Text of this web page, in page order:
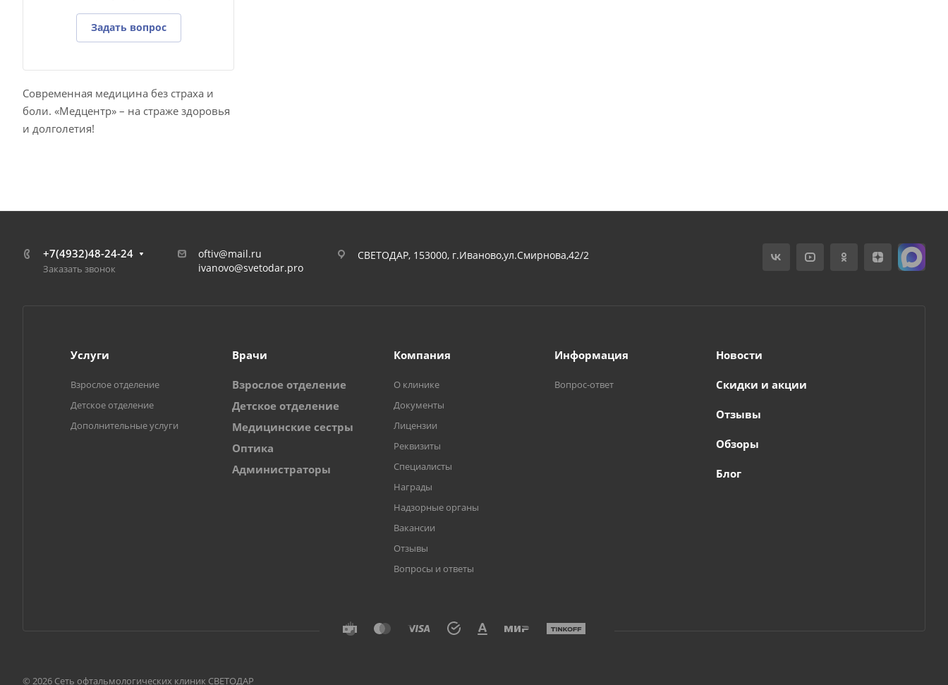
Задать вопрос
Современная медицина без страха и
боли. «Медцентр» – на страже здоровья
и долголетия!
+7(4932)48-24-24
Заказать звонок
oftiv@mail.ru
ivanovo@svetodar.pro
СВЕТОДАР, 153000, г.Иваново,ул.Смирнова,42/2
Услуги
Взрослое отделение
Детское отделение
Дополнительные услуги
Врачи
Взрослое отделение
Детское отделение
Медицинские сестры
Оптика
Администраторы
Компания
О клинике
Документы
Лицензии
Реквизиты
Специалисты
Награды
Надзорные органы
Вакансии
Отзывы
Вопросы и ответы
Информация
Вопрос-ответ
Новости
Скидки и акции
Отзывы
Обзоры
Блог
© 2026 Сеть офтальмологических клиник СВЕТОДАР